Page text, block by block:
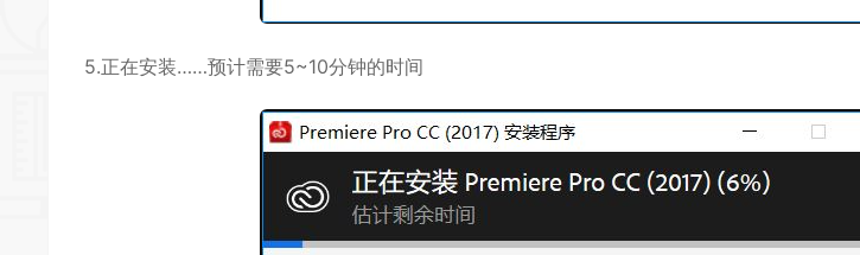
5.正在安装……预计需要5~10分钟的时间